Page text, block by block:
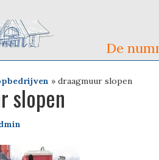
De
» draagmuur slopen
slopen